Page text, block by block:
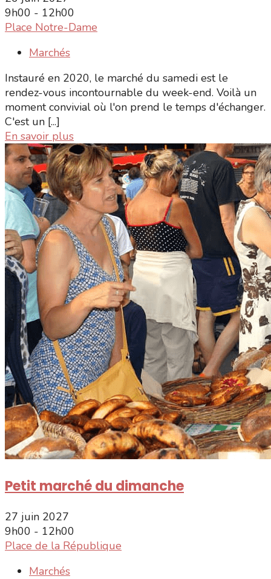
9h00 - 12h00
Place Notre-Dame
Marchés
Instauré en 2020, le marché du samedi est le
rendez-vous incontournable du week-end. Voilà un
moment convivial où l'on prend le temps d'échanger.
C'est un [...]
En savoir plus
Petit marché du dimanche
27 juin 2027
9h00 - 12h00
Place de la République
Marchés